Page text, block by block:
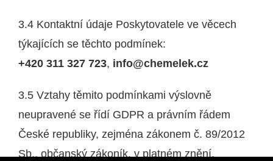
3.4 Kontaktní údaje Poskytovatele ve věcech
týkajících se těchto podmínek:
+420 311 327 723, info@chemelek.cz
3.5 Vztahy těmito podmínkami výslovně
neupravené se řídí GDPR a právním řádem
České republiky, zejména zákonem č. 89/2012
Sb., občanský zákoník, v platném znění.